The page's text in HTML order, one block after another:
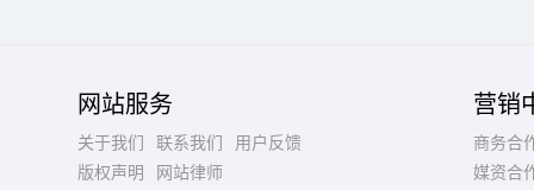
网站服务
关于我们 联系我们
用户反馈
版权声明
网站律师
营销
商务合
媒资合